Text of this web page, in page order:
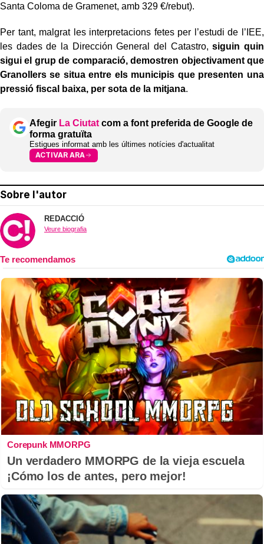
Santa Coloma de Gramenet, amb 329 €/rebut).
Per tant, malgrat les interpretacions fetes per l’estudi de l’IEE,
les dades de la Dirección General del Catastro,siguin quin
sigui el grup de comparació, demostren objectivament que
Granollers se situa entre els municipis que presenten una
pressió fiscal baixa, per sota de la mitjana.
Afegir La Ciutat com a font preferida de Google de
forma gratuïta
Estigues informat amb les últimes notícies d'actualitat
ACTIVAR ARA
Sobre l'autor
REDACCIÓ
Veure biografia
Corepunk MMORPG
Un verdadero MMORPG de la vieja escuela
¡Cómo los de antes, pero mejor!